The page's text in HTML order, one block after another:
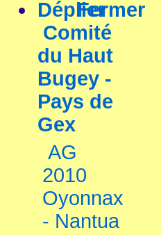
Comité
du Haut
Bugey -
Pays de
Gex
AG
2010
Oyonnax
- Nantua